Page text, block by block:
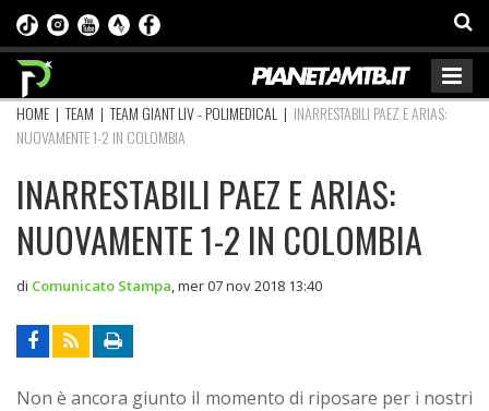
HOME |TEAM |TEAM GIANT LIV - POLIMEDICAL | INARRESTABILI PAEZ E ARIAS:
NUOVAMENTE 1-2 IN COLOMBIA
INARRESTABILI PAEZ E ARIAS:
NUOVAMENTE 1-2 IN COLOMBIA
di Comunicato Stampa mer 07 nov 2018 13:40
Non è ancora giunto il momento di riposare per i nostri